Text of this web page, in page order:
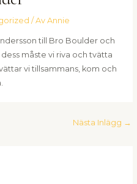
/ Av Annie
till Bro Boulder och
måste vi riva och tvätta
vi tillsammans, kom och
Nästa Inlägg →